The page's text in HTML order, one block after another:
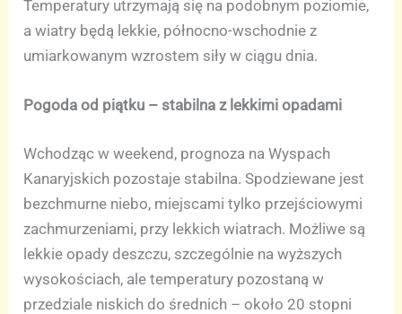
Temperatury utrzymają się na podobnym poziomie,
a wiatry będą lekkie, północno-wschodnie z
umiarkowanym wzrostem siły w ciągu dnia.
Pogoda od piątku – stabilna z lekkimi opadami
Wchodząc w weekend, prognoza na Wyspach
Kanaryjskich pozostaje stabilna. Spodziewane jest
bezchmurne niebo, miejscami tylko przejściowymi
zachmurzeniami, przy lekkich wiatrach. Możliwe są
lekkie opady deszczu, szczególnie na wyższych
wysokościach, ale temperatury pozostaną w
przedziale niskich do średnich – około 20 stopni